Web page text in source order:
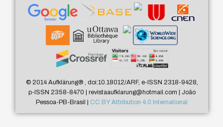
© 2014 Aufklärung®, doi:10.18012/ARF, e-ISSN 2318-9428,
p-ISSN 2358-8470 | revistaaufklarung@hotmail.com | João
Pessoa-PB-Brasil | CC BY Attribution 4.0 International